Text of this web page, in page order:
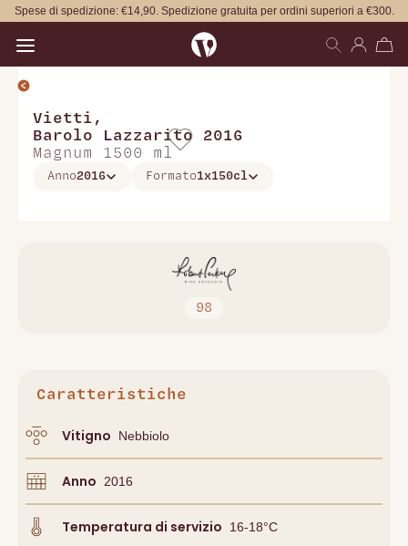
Spese di spedizione: €14,90. Spedizione gratuita per ordini superiori a €300.
Vietti ,
Barolo Lazzarito 2016
Magnum 1500 ml
Anno2016 Formato1x150cl
98
Caratteristiche
Vitigno Nebbiolo
Anno 2016
Temperatura di servizio 16-18°C